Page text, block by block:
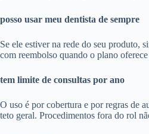
posso usar meu dentista de sempre
Se ele estiver na rede do seu produto,
com reembolso quando o plano
tem limite de consultas por ano
O uso é por cobertura e por regras de
teto geral. Procedimentos fora do rol